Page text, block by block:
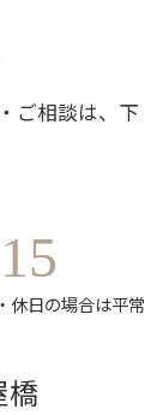
ご相談は、下
休日の場合は平常
橋